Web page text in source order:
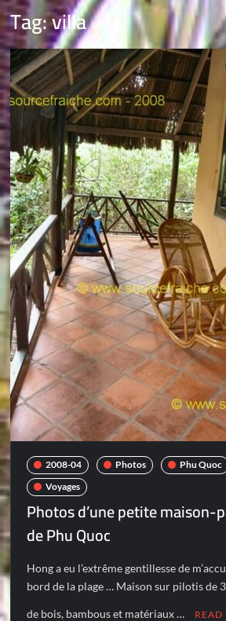
Tag:villa
2008-04 Photos Phu Quoc
Voyages
Photos d’une petite maison-
de Phu Quoc
Hong a eu l’extrême gentillesse de
bord de la plage … Maison sur pilotis de
de bois, bambous et matériaux … READ